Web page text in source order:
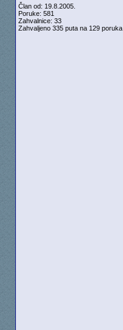
Član od: 19.8.2005.
Poruke: 581
Zahvalnice: 33
Zahvaljeno 335 puta na 129 poruka